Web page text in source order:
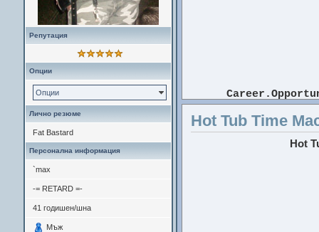
Репутация
Опции
Опции
Лично резюме
Fat Bastard
Персонална информация
`max
-= RETARD =-
41 годишен/шна
Мъж
Hot Tub Time
Hot